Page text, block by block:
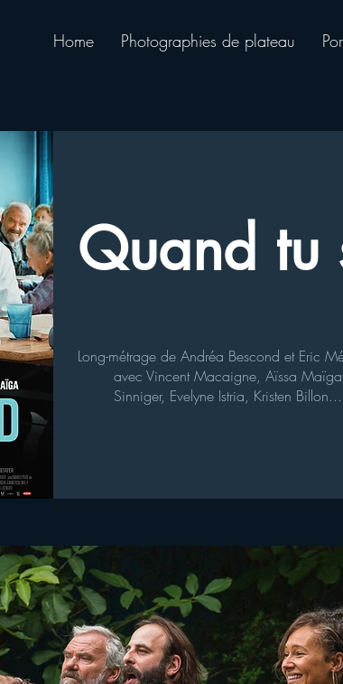
Home Photographies de plateau
Long-métrage de Andréa Bescond et Eric
avec Vincent Macaigne, Aïssa Maïga
Sinniger, Evelyne Istria, Kristen Billon...
Quand tu